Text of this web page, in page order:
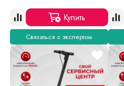
Купить
Связаться с экспертом